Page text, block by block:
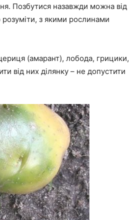
Позбутися назавжди можна від
розуміти, з якими рослинами
(амарант), лобода, грицики,
від них ділянку – не допустити